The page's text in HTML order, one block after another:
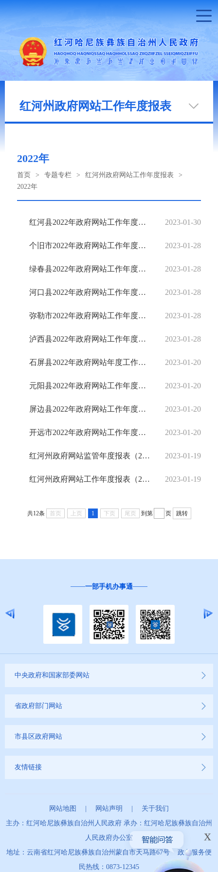
红河州政府网站工作年度报表
2022年
首页 > 专题专栏 > 红河州政府网站工作年度报表
>
2022年
红河县2022年政府网站工作年度报表 2023-01-30
个旧市2022年政府网站工作年度报表 2023-01-28
绿春县2022年政府网站工作年度报表 2023-01-28
河口县2022年政府网站工作年度报表 2023-01-28
弥勒市2022年政府网站工作年度报表 2023-01-28
泸西县2022年政府网站工作年度报表 2023-01-28
石屏县2022年政府网站年度工作报表 2023-01-20
元阳县2022年政府网站工作年度报表 2023-01-20
屏边县2022年政府网站工作年度报表 2023-01-20
开远市2022年政府网站工作年度报表 2023-01-20
红河州政府网站监管年度报表（2022年） 2023-01-19
红河州政府网站工作年度报表（2022年） 2023-01-19
共12条 首页 上页 1 下页 尾页 到第 页 跳转
一部手机办事通
中央政府和国家部委网站
省政府部门网站
市县区政府网站
友情链接
网站地图 网站声明
关于我们
主办：红河哈尼族彝族自治州人民政府 承办：红河哈尼族彝族自治州
人民政府办公室
地址：云南省红河哈尼族彝族自治州蒙自市天马路67号 政务服务便
民热线：0873-12345
x